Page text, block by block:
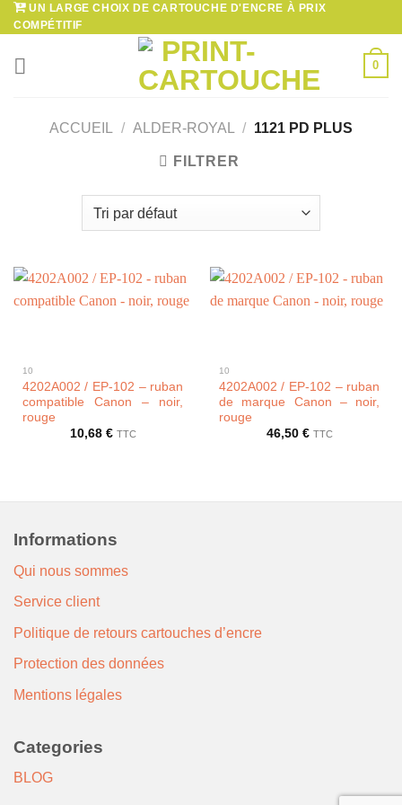
Passer
au
contenu
UN LARGE CHOIX DE CARTOUCHE D'ENCRE À PRIX
COMPÉTITIF
0
ACCUEIL / ALDER-ROYAL / 1121 PD PLUS
FILTRER
10
4202A002 / EP-102 – ruban
compatible Canon – noir,
rouge
10,68 € TTC
10
4202A002 / EP-102 – ruban
de marque Canon – noir,
rouge
46,50 € TTC
Informations
Qui nous sommes
Service client
Politique de retours cartouches d’encre
Protection des données
Mentions légales
Categories
BLOG